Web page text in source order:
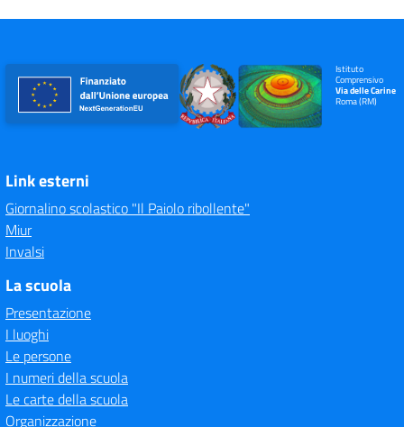
Istituto
Comprensivo
Via delle Carine
Roma (RM)
Link esterni
Giornalino scolastico "Il Paiolo ribollente"
Miur
Invalsi
La scuola
Presentazione
I luoghi
Le persone
I numeri della scuola
Le carte della scuola
Organizzazione